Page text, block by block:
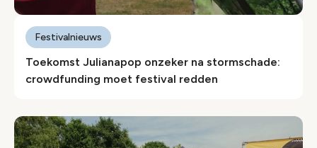
Toekomst Julianapop onzeker na stormschade:
crowdfunding moet festival redden
Festivalnieuws